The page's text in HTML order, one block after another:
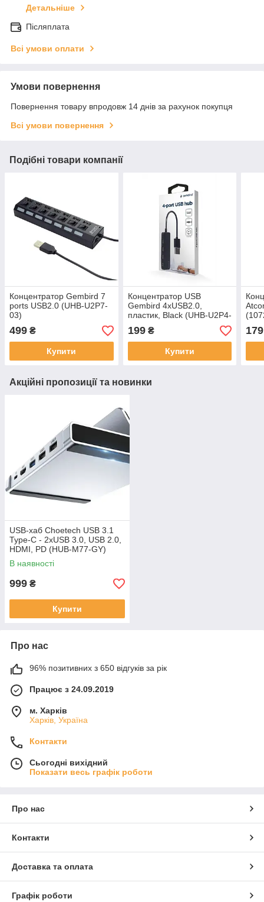
Детальніше
Післяплата
Всі умови оплати
Умови повернення
Повернення товару впродовж 14 днів за рахунок покупця
Всі умови повернення
Подібні товари компанії
Концентратор Gembird 7
ports USB2.0 (UHB-U2P7-
03)
499 ₴
Купити
Концентратор USB
Gembird 4хUSB2.0,
пластик, Black (UHB-U2P4-
06)
199₴
Купити
179
Акційні пропозиції та новинки
USB-хаб Choetech USB 3.1
Type-C - 2xUSB 3.0, USB 2.0,
HDMI, PD (HUB-M77-GY)
В наявності
999 ₴
Купити
Про нас
96% позитивних з 650 відгуків за рік
Працює з 24.09.2019
м. Харків
Харків, Україна
Контакти
Сьогодні вихідний
Показати весь графік роботи
Про нас
Контакти
Доставка та оплата
Графік роботи